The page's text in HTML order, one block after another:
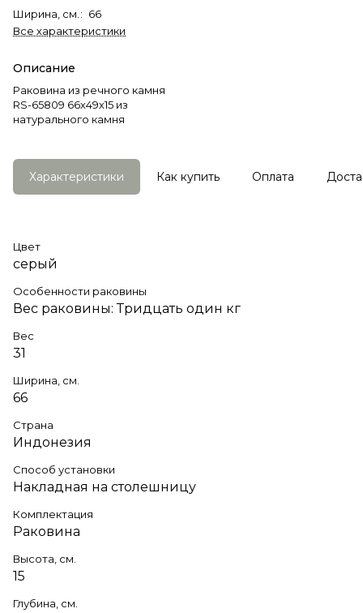
Ширина, см. : 66
Все характеристики
Описание
Раковина из речного камня
RS-65809 66х49х15 из
натурального камня
Характеристики Как купить Оплата
Цвет
серый
Особенности раковины
Вес раковины: Тридцать один кг
Вес
31
Ширина, см.
66
Страна
Индонезия
Способ установки
Накладная на столешницу
Комплектация
Раковина
Высота, см.
15
Глубина, см.